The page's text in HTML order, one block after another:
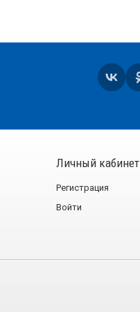
Личный кабинет
Регистрация
Войти